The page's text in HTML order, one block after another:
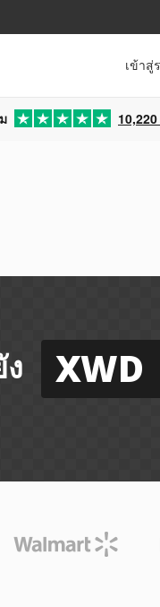
เข้าสู่
10,220
XWD